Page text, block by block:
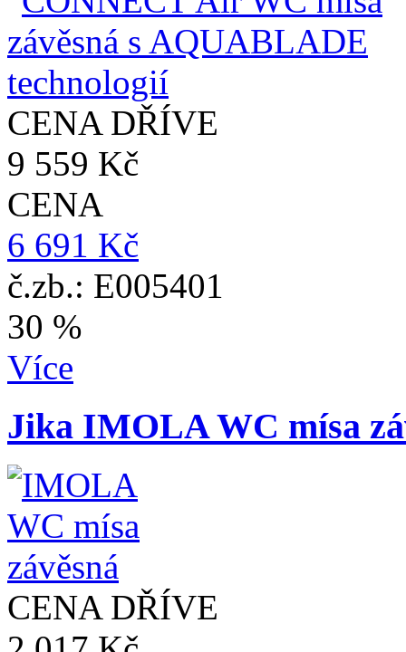
CENA DŘÍVE
9 559 Kč
CENA
6 691 Kč
č.zb.: E005401
30 %
Více
Jika IMOLA WC mísa
CENA DŘÍVE